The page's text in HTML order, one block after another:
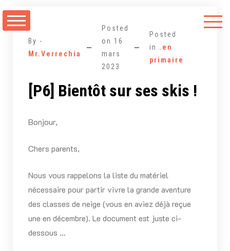
au
By -
Mr.Verrechia
Posted
on 16
mars
2023
Posted
in .en
primaire
[P6] Bientôt sur ses skis !
Bonjour,
Chers parents,
Nous vous rappelons la liste du matériel
nécessaire pour partir vivre la grande aventure
des classes de neige (vous en aviez déjà reçue
une en décembre). Le document est juste ci-
dessous …